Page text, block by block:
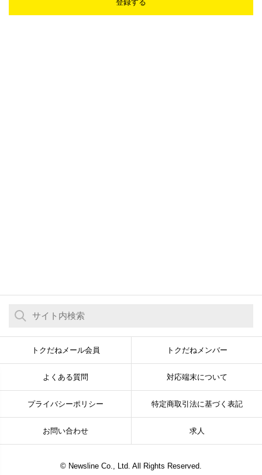
登録する
トクだねメール会員 トクだねメンバー
よくある質問 対応端末について
プライバシーポリシー 特定商取引法に基づく表記
お問い合わせ 求人
© Newsline Co., Ltd. All Rights Reserved.